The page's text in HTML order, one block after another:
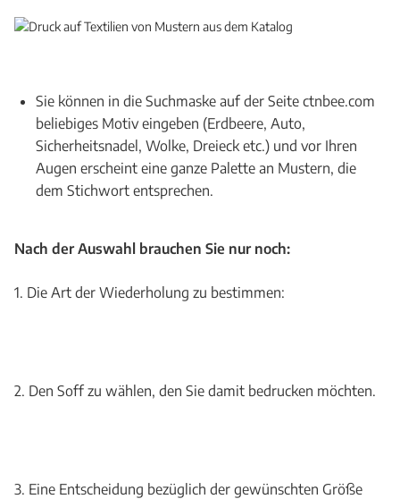
Sie können in die Suchmaske auf der Seite ctnbee.com
beliebiges Motiv eingeben (Erdbeere, Auto,
Sicherheitsnadel, Wolke, Dreieck etc.) und vor Ihren
Augen erscheint eine ganze Palette an Mustern, die
dem Stichwort entsprechen.
Nach der Auswahl brauchen Sie nur noch:
1. Die Art der Wiederholung zu bestimmen:
2. Den Soff zu wählen, den Sie damit bedrucken möchten.
3. Eine Entscheidung bezüglich der gewünschten Größe